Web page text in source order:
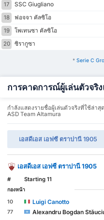
17
SSC Giugliano
18
ฟอจจา คัลซิโอ
19
โพเทนซา คัลซิโอ
20
ซิรากูซา
* Serie C
การคาดการณ์ผู้เล่นตัวจริ
กำลังแสดงรายชื่อผู้เล่นตัวจริงที่ใช้ล่าสุ
ASD Team Altamura
เอสดีเอส เอฟซี ตราปานี 1905
เอสดีเอส เอฟซี ตราปานี 1905
# Starting 11
กองหน้า
10
Luigi Canotto
77 Alexandru Bogdan